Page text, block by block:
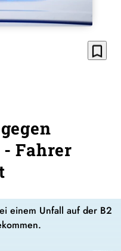
bookmark_border
Fahrer
einem Unfall auf der B2